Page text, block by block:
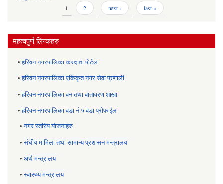
1 2 next › last »
महत्वपुर्ण लिन्कहरु
•हरिवन नगरपालिका करदाता पोर्टल
•हरिवन नगरपालिका एकिकृत नगर सेवा प्रणाली
•हरिवन नगरपालिका वन तथा वातावरण शाखा
•हरिवन नगरपालिका वडा नं ५ वडा प्रोफाईल
•नगर स्तरिय याेजनाहरु
•संघीय मामिला तथा सामान्य प्रशासन मन्त्रालय
• अर्थ मन्त्रालय
•स्वास्थ्य मन्त्रालय